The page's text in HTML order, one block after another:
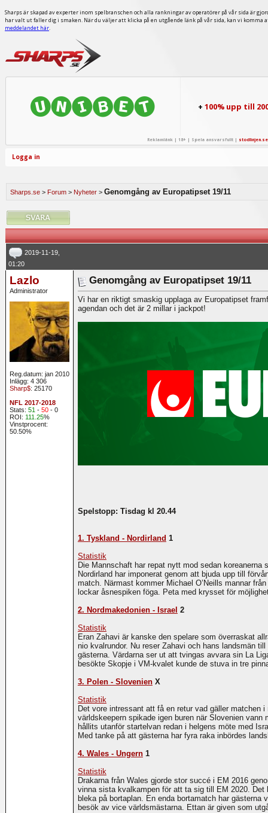
Sharps är skapad av experter inom spelbranschen och alla rankningar av operatörer på vår sida är
har valt ut faller dig i smaken. När du väljer att klicka på en utgående länk på vår sida, kan vi
meddelandet här.
+100% upp till
Reklamlänk | 18+ | Spela ansvarsfullt | stodlinjen.se
Logga in
Sharps.se > Forum > Nyheter > Genomgång av Europatipset 19/11
2019-11-19,
01:20
Lazlo
Administrator
Reg.datum: jan 2010
Inlägg: 4 306
Sharp$: 25170
NFL 2017-2018
Stats: 51 - 50- 0
ROI: 111.25%
Vinstprocent:
50.50%
Genomgång av Europatipset 19/11
Vi har en riktigt smaskig upplaga av Europatipset
agendan och det är 2 millar i jackpot!
Spelstopp: Tisdag kl 20.44
1. Tyskland - Nordirland 1
Statistik
Die Mannschaft har repat nytt mod sedan
Nordirland har imponerat genom att bjuda upp till
match. Närmast kommer Michael O’Neills mannar
lockar åsnespiken föga. Peta med krysset för
2. Nordmakedonien - Israel 2
Statistik
Eran Zahavi är kanske den spelare som överraskat
nio kvalrundor. Nu reser Zahavi och hans landsmän
gästerna. Värdarna ser ut att tvingas avvara sin La
besökte Skopje i VM-kvalet kunde de stuva in tre
3. Polen - SlovenienX
Statistik
Det vore intressant att få en retur vad gäller matchen
världskeepern spikade igen buren när Slovenien
hållits utanför startelvan redan i helgens möte med
Med tanke på att gästerna har fyra raka inbördes
4. Wales - Ungern1
Statistik
Drakarna från Wales gjorde stor succé i EM 2016
vinna sista kvalkampen för att ta sig till EM 2020.
bleka på bortaplan. En enda bortamatch har
besök av vice världsmästarna. Ettan är given som